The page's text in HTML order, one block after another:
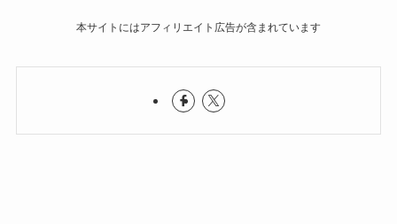
本サイトにはアフィリエイト広告が含まれています